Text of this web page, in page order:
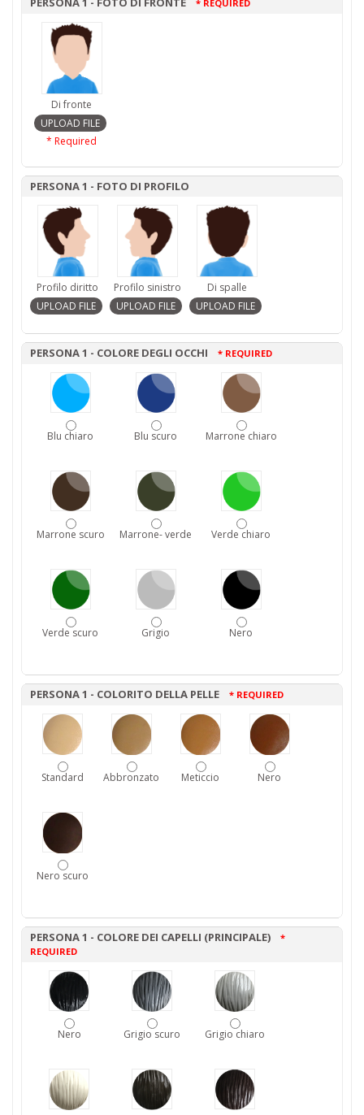
* REQUIRED
Di fronte
* Required
PERSONA 1 - FOTO DI PROFILO
Profilo diritto Profilo sinistro Di spalle
PERSONA 1 - COLORE DEGLI OCCHI * REQUIRED
Blu chiaro Blu scuro Marrone chiaro
Marrone scuro Marrone- verde Verde chiaro
Verde scuro Grigio Nero
PERSONA 1 - COLORITO DELLA PELLE * REQUIRED
Standard Abbronzato Meticcio Nero
Nero scuro
PERSONA 1 - COLORE DEI CAPELLI (PRINCIPALE) *
REQUIRED
Nero Grigio scuro Grigio chiaro